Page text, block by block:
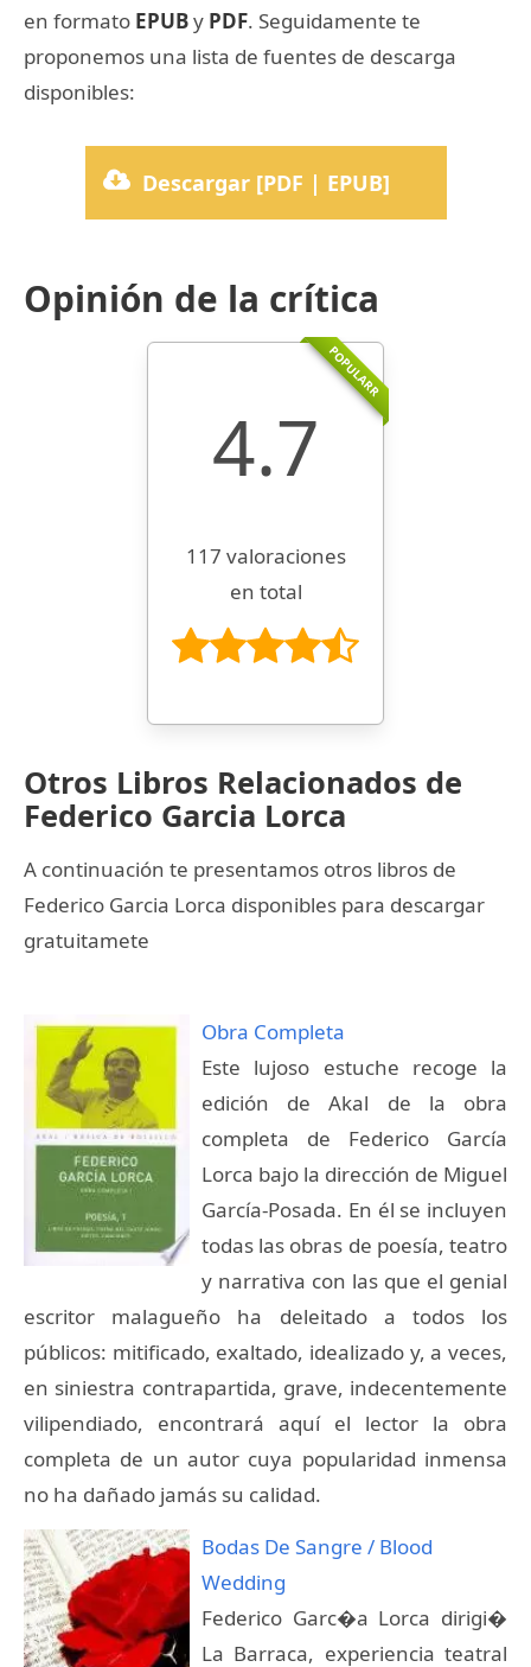
en formato EPUBy PDF. Seguidamente te
proponemos una lista de fuentes de descarga
disponibles:
Descargar [PDF | EPUB]
Opinión de la crítica
POPULARR
4.7
117 valoraciones
en total
Otros Libros Relacionados de
Federico Garcia Lorca
A continuación te presentamos otros libros de
Federico Garcia Lorca disponibles para descargar
gratuitamete
Obra Completa
Este lujoso estuche recoge la
edición de Akal de la obra
completa de Federico García
Lorca bajo la dirección de Miguel
García-Posada. En él se incluyen
todas las obras de poesía, teatro
y narrativa con las que el genial
escritor malagueño ha deleitado a todos los
públicos: mitificado, exaltado, idealizado y, a veces,
en siniestra contrapartida, grave, indecentemente
vilipendiado, encontrará aquí el lector la obra
completa de un autor cuya popularidad inmensa
no ha dañado jamás su calidad.
Bodas De Sangre / Blood
Wedding
Federico Garc�a Lorca dirigi�
La Barraca, experiencia teatral